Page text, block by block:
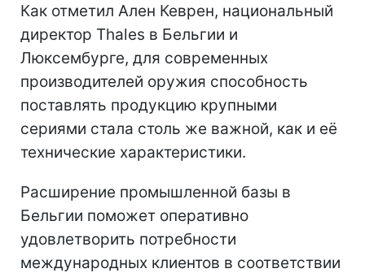
Как отметил Ален Кеврен, национальный
директор Thales в Бельгии и
Люксембурге, для современных
производителей оружия способность
поставлять продукцию крупными
сериями стала столь же важной, как и её
технические характеристики.
Расширение промышленной базы в
Бельгии поможет оперативно
удовлетворить потребности
международных клиентов в соответствии